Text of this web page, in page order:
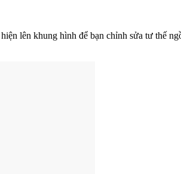
lên khung hình để bạn chỉnh sửa tư thế